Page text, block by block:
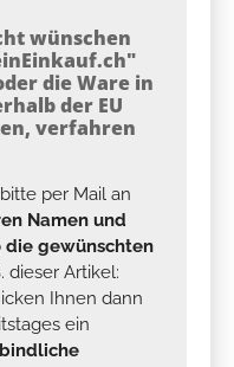
wünschen
die Ware in
der EU
verfahren
per Mail an
Namen und
die gewünschten
dieser Artikel:
Ihnen dann
ein